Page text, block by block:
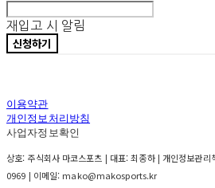
재입고 시 알림
신청하기
이용약관
개인정보처리방침
사업자정보확인
상호: 주식회사 마코스포츠 | 대표: 최종하 | 개인정보관
0969 | 이메일: mako@makosports.kr